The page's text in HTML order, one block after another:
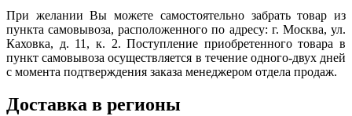
При желании Вы можете самостоятельно забрать товар из
пункта самовывоза, расположенного по адресу: г. Москва, ул.
Каховка, д. 11, к. 2. Поступление приобретенного товара в
пункт самовывоза осуществляется в течение одного-двух дней
с момента подтверждения заказа менеджером отдела продаж.
Доставка в регионы